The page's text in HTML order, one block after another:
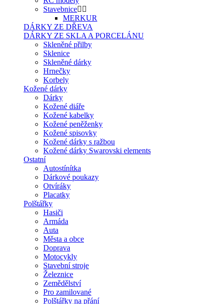
Stavebnice
MERKUR
DÁRKY ZE DŘEVA
DÁRKY ZE SKLA A PORCELÁNU
Skleněné přilby
Sklenice
Skleněné dárky
Hrnečky
Korbely
Kožené dárky
Dárky
Kožené diáře
Kožené kabelky
Kožené peněženky
Kožené spisovky
Kožené dárky s ražbou
Kožené dárky Swarovski elements
Ostatní
Autostínítka
Dárkové poukazy
Otvíráky
Placatky
Polštářky
Hasiči
Armáda
Auta
Města a obce
Doprava
Motocykly
Stavební stroje
Železnice
Zemědělství
Pro zamilované
Polštářky na přání